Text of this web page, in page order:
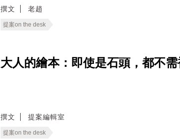
撰文 老趙
提案on the desk
大人的繪本：即使是石頭，都不
撰文 提案編輯室
提案on the desk